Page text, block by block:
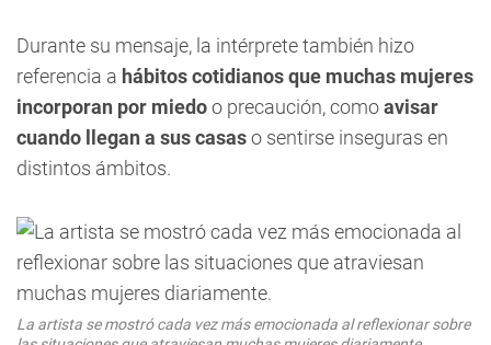
Durante su mensaje, la intérprete también hizo
referencia a hábitos cotidianos que muchas mujeres
incorporan por miedoo precaución, comoavisar
cuando llegan a sus casaso sentirse inseguras en
distintos ámbitos.
La artista se mostró cada vez más emocionada al reflexionar sobre